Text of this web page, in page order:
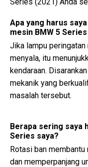
Apa yang harus
mesin BMW 5
Jika lampu
menyala, itu
kendaraan.
mekanik yang
masalah tersebut.
Berapa sering saya
Series saya?
Rotasi ban
dan memperpanjang